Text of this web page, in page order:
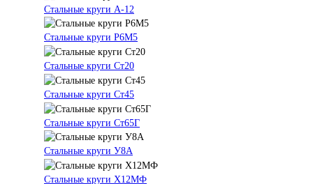
Стальные круги А-12
Стальные круги Р6М5
Стальные круги Ст20
Стальные круги Ст45
Стальные круги Ст65Г
Стальные круги У8А
Стальные круги Х12МФ